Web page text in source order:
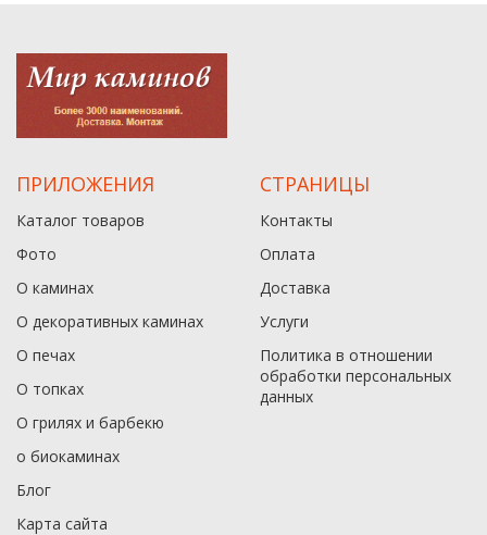
ПРИЛОЖЕНИЯ
Каталог товаров
Фото
О каминах
О декоративных каминах
О печах
О топках
О грилях и барбекю
о биокаминах
Блог
Карта сайта
СТРАНИЦЫ
Контакты
Оплата
Доставка
Услуги
Политика в отношении
обработки персональных
данныx